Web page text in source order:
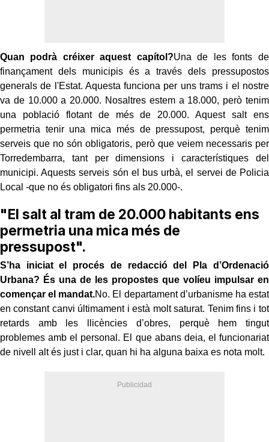
Quan podrà créixer aquest capítol?Una de les fonts de
finançament dels municipis és a través dels pressupostos
generals de l'Estat. Aquesta funciona per uns trams i el nostre
va de 10.000 a 20.000. Nosaltres estem a 18.000, però tenim
una població flotant de més de 20.000. Aquest salt ens
permetria tenir una mica més de pressupost, perquè tenim
serveis que no són obligatoris, però que veiem necessaris per
Torredembarra, tant per dimensions i característiques del
municipi. Aquests serveis són el bus urbà, el servei de Policia
Local -que no és obligatori fins als 20.000-.
"El salt al tram de 20.000 habitants ens
permetria una mica més de
pressupost".
S’ha iniciat el procés de redacció del Pla d’Ordenació
Urbana? És una de les propostes que volíeu impulsar en
començar el mandat.No. El departament d’urbanisme ha estat
en constant canvi últimament i està molt saturat. Tenim fins i tot
retards amb les llicències d’obres, perquè hem tingut
problemes amb el personal. El que abans deia, el funcionariat
de nivell alt és just i clar, quan hi ha alguna baixa es nota molt.